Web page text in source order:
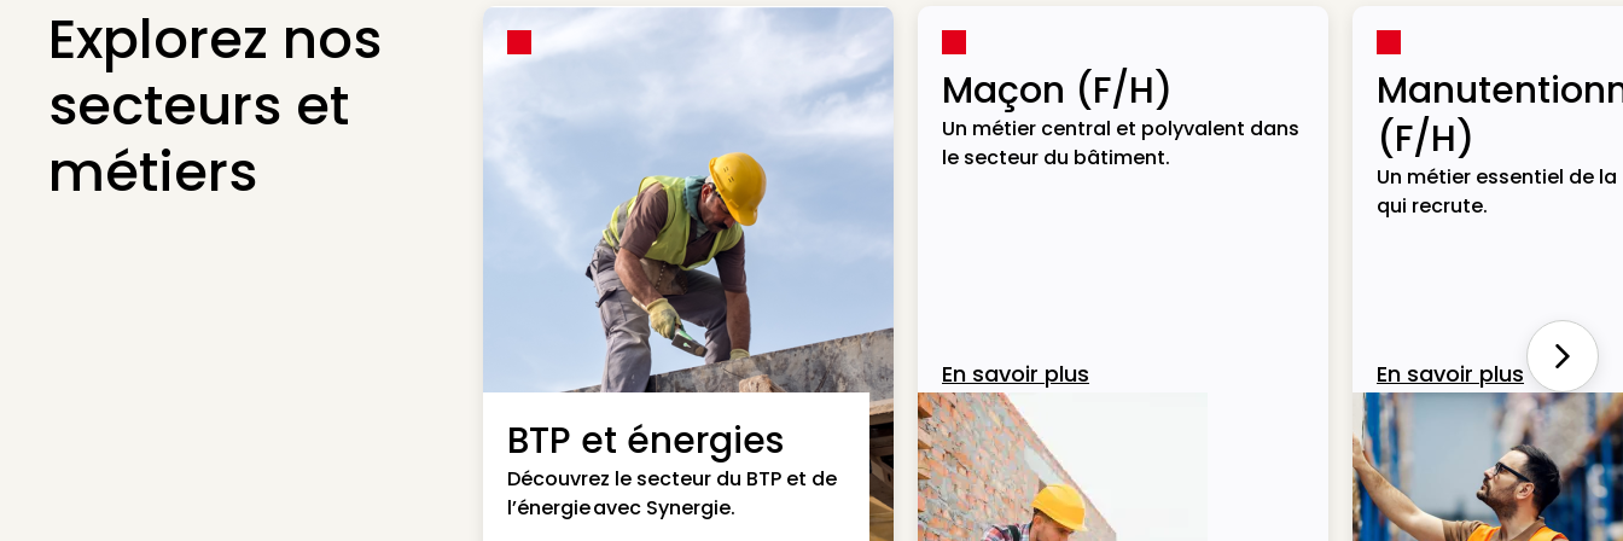
Explorez nos
secteurs et
métiers
BTP et énergies
Découvrez le secteur du BTP et de
l’énergie avec Synergie.
Maçon (F/H)
Un métier central et polyvalent dans
le secteur du bâtiment.
En savoir plus
(F/H)
Un métier essentiel de
qui recrute.
En savoir plus Next